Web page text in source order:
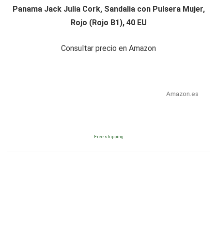
Panama Jack Julia Cork, Sandalia con Pulsera Mujer,
Rojo (Rojo B1), 40 EU
Consultar precio en Amazon
Amazon.es
Free shipping